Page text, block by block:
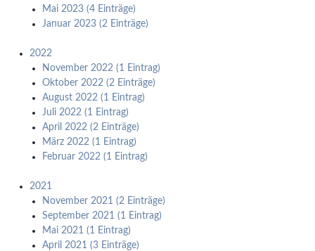
Mai 2023 (4 Einträge)
Januar 2023 (2 Einträge)
2022
November 2022 (1 Eintrag)
Oktober 2022 (2 Einträge)
August 2022 (1 Eintrag)
Juli 2022 (1 Eintrag)
April 2022 (2 Einträge)
März 2022 (1 Eintrag)
Februar 2022 (1 Eintrag)
2021
November 2021 (2 Einträge)
September 2021 (1 Eintrag)
Mai 2021 (1 Eintrag)
April 2021 (3 Einträge)